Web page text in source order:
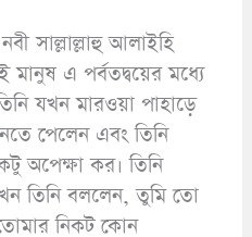
সাল্লাল্লাহু আলাইহি
মানুষ এ পর্বতদ্বয়ের মধ্যে
যখন মারওয়া পাহাড়ে
পেলেন এবং তিনি
অপেক্ষা কর। তিনি
তিনি বললেন, তুমি তো
নিকট কোন